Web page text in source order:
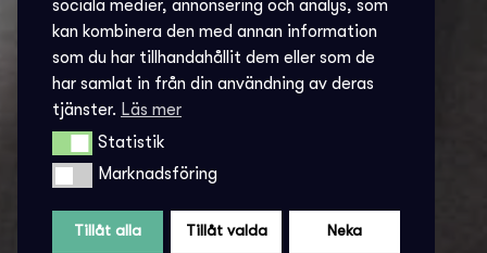
sociala medier, annonsering och analys, som
kan kombinera den med annan information
som du har tillhandahållit dem eller som de
har samlat in från din användning av deras
tjänster. Läs mer
StatistikStatistik
Marknadsföring
Marknadsföring
Tillåt alla Tillåt valda Neka